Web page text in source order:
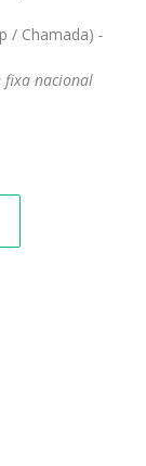
/ Chamada) -
fixa nacional